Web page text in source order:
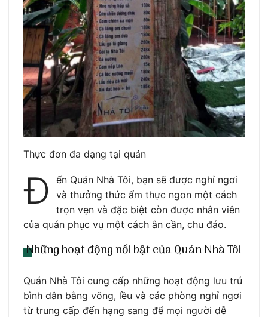
Thực đơn đa dạng tại quán
Đ
ến Quán Nhà Tôi, bạn sẽ được nghỉ ngơi
và thưởng thức ẩm thực ngon một cách
trọn vẹn và đặc biệt còn được nhân viên
của quán phục vụ một cách ân cần, chu đáo.
Những hoạt động nổi bật của Quán Nhà Tôi
Quán Nhà Tôi cung cấp những hoạt động lưu trú
bình dân bằng võng, lều và các phòng nghỉ ngơi
từ trung cấp đến hạng sang để mọi người dễ